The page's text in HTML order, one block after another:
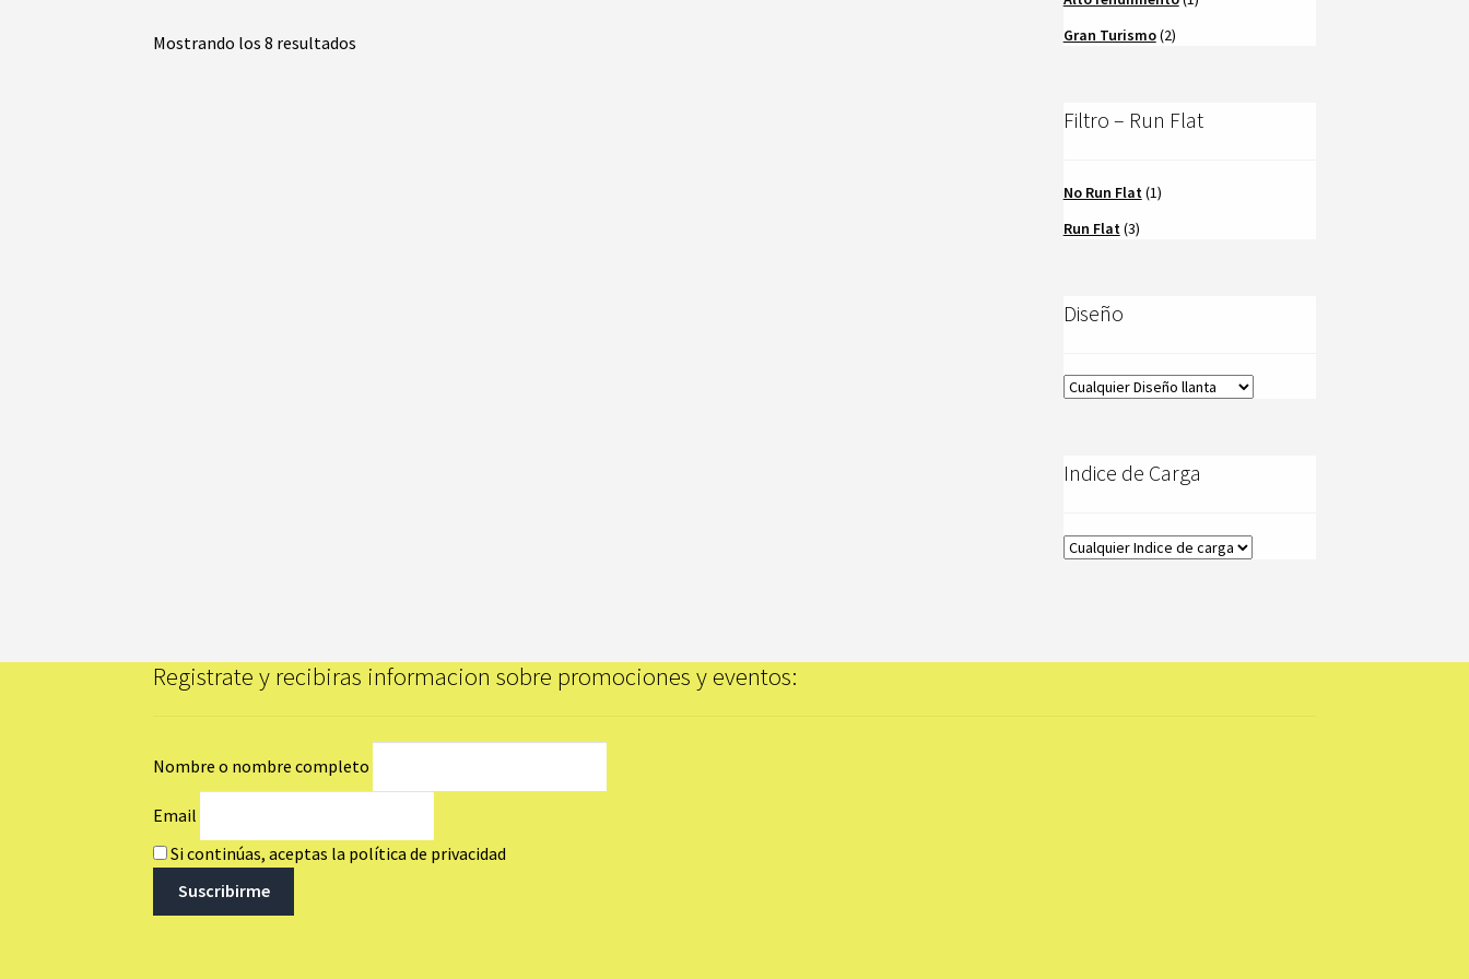
Mostrando los 8 resultados
Gran Turismo(2)
Filtro – Run Flat
No Run Flat(1)
Run Flat(3)
Diseño
Indice de Carga
Registrate y recibiras informacion sobre promociones y eventos:
Nombre o nombre completo
Email
Si continúas, aceptas la política de privacidad